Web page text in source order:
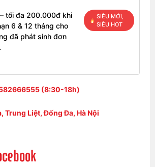
trang bị các nút chuột chuyên dụng
tuy nhiên âm thanh khi sử dụng là hơi
bề mặt touchpad không lớn lắm ở mức
khả năng xử lý rất tốt nhờ bề mặt
touchpad của G4 khá dễ dàng sử
cử chỉ đa nhiệm, cuộn trang nhanh
tối đa 200.000đ khi
6 & 12 tháng cho
đã phát sinh đơn
SIÊU MỚI,
SIÊU HOT
(8:30-18h)
Trung Liệt, Đống Đa, Hà Nội